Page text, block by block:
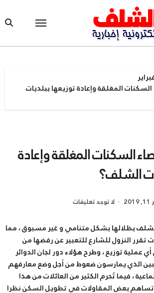
المغلقة وإعادة توزيعها ببلديات
السكنات المغلقة وإعادة
الشلف؟
لا توجد تعليقات
بظلالها بشكل متنامي و غير مسبوق ، مما
تقرر النزول للشارع للتعبير عن رفضها من
عملية توزيع ، وطرح هؤلاء دور لجان الدوائر
الذي يمارسون ضعوط من أجل وضع معارفهم
، فيما تُحرم الكثير من العائلات من هذا
تساهم بعض المقاولات في تطويل السكن نظرا